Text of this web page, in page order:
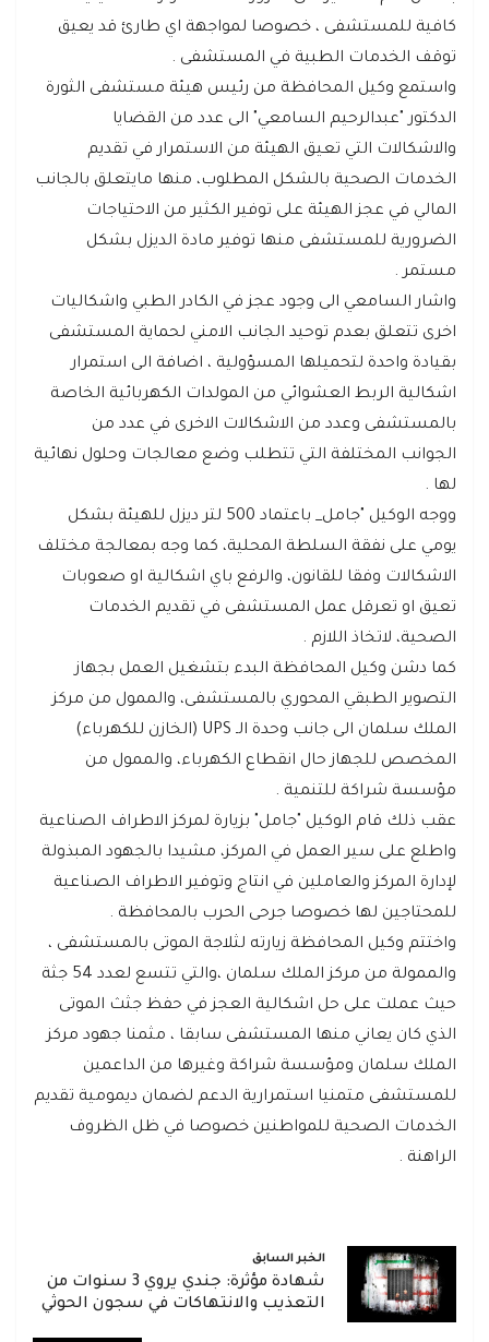
كافية للمستشفى ، خصوصا لمواجهة اي طارئ قد يعيق
توقف الخدمات الطبية في المستشفى .
واستمع وكيل المحافظة من رئيس هيئة مستشفى الثورة
الدكتور "عبدالرحيم السامعي" الى عدد من القضايا
والاشكالات التي تعيق الهيئة من الاستمرار في تقديم
الخدمات الصحية بالشكل المطلوب، منها مايتعلق بالجانب
المالي في عجز الهيئة على توفير الكثير من الاحتياجات
الضرورية للمستشفى منها توفير مادة الديزل بشكل
مستمر .
واشار السامعي الى وجود عجز في الكادر الطبي واشكاليات
اخرى تتعلق بعدم توحيد الجانب الامني لحماية المستشفى
بقيادة واحدة لتحميلها المسؤولية ، اضافة الى استمرار
اشكالية الربط العشوائي من المولدات الكهربائية الخاصة
بالمستشفى وعدد من الاشكالات الاخرى في عدد من
الجوانب المختلفة التي تتطلب وضع معالجات وحلول نهائية
لها .
ووجه الوكيل "جامل_ باعتماد 500 لتر ديزل للهيئة بشكل
يومي على نفقة السلطة المحلية، كما وجه بمعالجة مختلف
الاشكالات وفقا للقانون، والرفع باي اشكالية او صعوبات
تعيق او تعرقل عمل المستشفى في تقديم الخدمات
الصحية، لاتخاذ اللازم .
كما دشن وكيل المحافظة البدء بتشغيل العمل بجهاز
التصوير الطبقي المحوري بالمستشفى، والممول من مركز
الملك سلمان الى جانب وحدة الـ UPS (الخازن للكهرباء)
المخصص للجهاز حال انقطاع الكهرباء، والممول من
مؤسسة شراكة للتنمية .
عقب ذلك قام الوكيل "جامل" بزيارة لمركز الاطراف الصناعية
واطلع على سير العمل في المركز، مشيدا بالجهود المبذولة
لإدارة المركز والعاملين في انتاج وتوفير الاطراف الصناعية
للمحتاجين لها خصوصا جرحى الحرب بالمحافظة .
واختتم وكيل المحافظة زيارته لثلاجة الموتى بالمستشفى ،
والممولة من مركز الملك سلمان ،والتي تتسع لعدد 54 جثة
حيث عملت على حل اشكالية العجز في حفظ جثث الموتى
الذي كان يعاني منها المستشفى سابقا ، مثمنا جهود مركز
الملك سلمان ومؤسسة شراكة وغيرها من الداعمين
للمستشفى متمنيا استمرارية الدعم لضمان ديمومية تقديم
الخدمات الصحية للمواطنين خصوصا في ظل الظروف
الراهنة .
الخبر السابق
شهادة مؤثرة: جندي يروي 3 سنوات من
التعذيب والانتهاكات في سجون الحوثي